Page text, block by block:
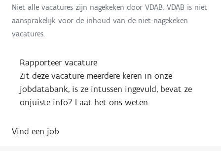
Niet alle vacatures zijn nagekeken door VDAB. VDAB is niet
aansprakelijk voor de inhoud van de niet-nagekeken
vacatures.
Rapporteer vacature
Zit deze vacature meerdere keren in onze
jobdatabank, is ze intussen ingevuld, bevat ze
onjuiste info? Laat het ons weten.
Vind een job